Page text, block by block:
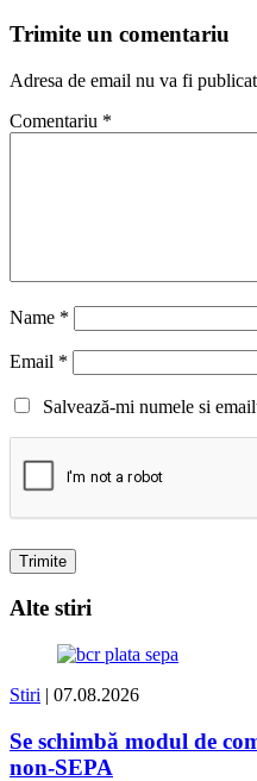
Trimite un comentariu
Adresa de email nu va fi
Comentariu *
Name *
Email *
Salvează-mi numele si
Alte stiri
Stiri | 07.08.2026
Se schimbă modul de
non-SEPA